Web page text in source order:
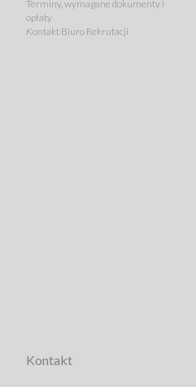
Terminy, wymagane dokumenty i
opłaty
Kontakt Biuro Rekrutacji
Kontakt